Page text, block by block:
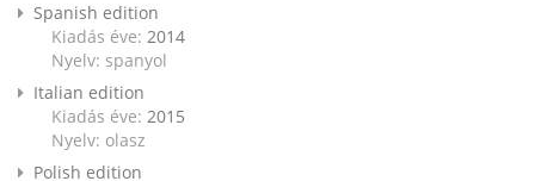
Spanish edition
Kiadás éve: 2014
Nyelv: spanyol
Italian edition
Kiadás éve: 2015
Nyelv: olasz
Polish edition